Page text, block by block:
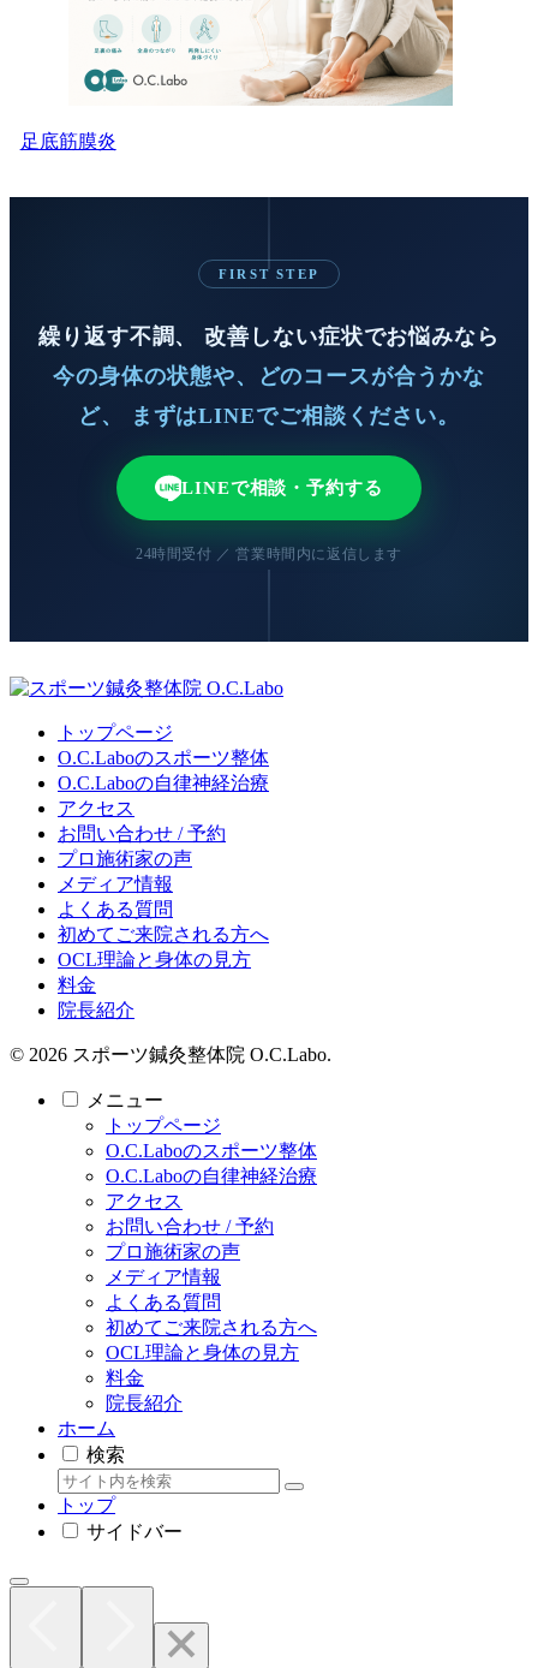
足底筋膜炎
FIRST STEP
繰り返す不調、 改善しない症状でお悩みなら
今の身体の状態や、どのコースが合うかな
ど、 まずはLINEでご相談ください。
LINEで相談・予約する
24時間受付 ／ 営業時間内に返信します
トップページ
O.C.Laboのスポーツ整体
O.C.Laboの自律神経治療
アクセス
お問い合わせ / 予約
プロ施術家の声
メディア情報
よくある質問
初めてご来院される方へ
OCL理論と身体の見方
料金
院長紹介
© 2026 スポーツ鍼灸整体院 O.C.Labo.
メニュー
トップページ
O.C.Laboのスポーツ整体
O.C.Laboの自律神経治療
アクセス
お問い合わせ / 予約
プロ施術家の声
メディア情報
よくある質問
初めてご来院される方へ
OCL理論と身体の見方
料金
院長紹介
ホーム
検索
トップ
サイドバー